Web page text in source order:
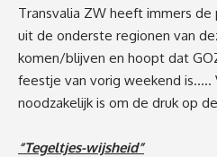
Transvalia ZW heeft immers
uit de onderste regionen van
komen/blijven en hoopt dat
feestje van vorig weekend
noodzakelijk is om de druk op
“Tegeltjes-wijsheid”